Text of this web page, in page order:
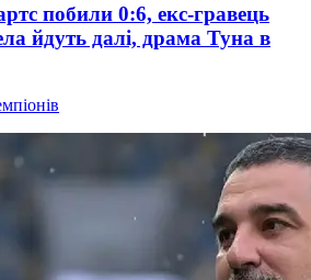
побили 0:6, екс-гравець
йдуть далі, драма Туна в